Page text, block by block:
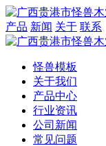
产品 新闻 关于 联系
怪兽模板
关于我们
产品中心
行业资讯
公司新闻
常见问题